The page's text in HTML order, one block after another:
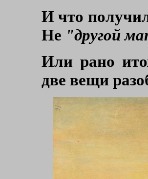
И что
Не "другой
Или рано
две вещи